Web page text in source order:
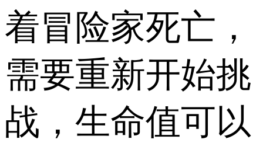
着冒险家死亡，
需要重新开始挑
战，生命值可以